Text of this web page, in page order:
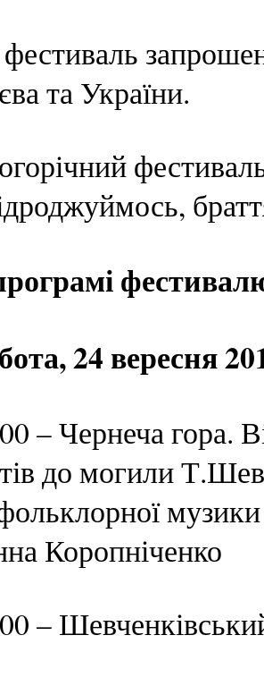
та України.
24 вересня
– Чернеча гора.
до могили
Коропніченко
–